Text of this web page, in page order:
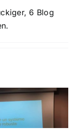
6 Blog